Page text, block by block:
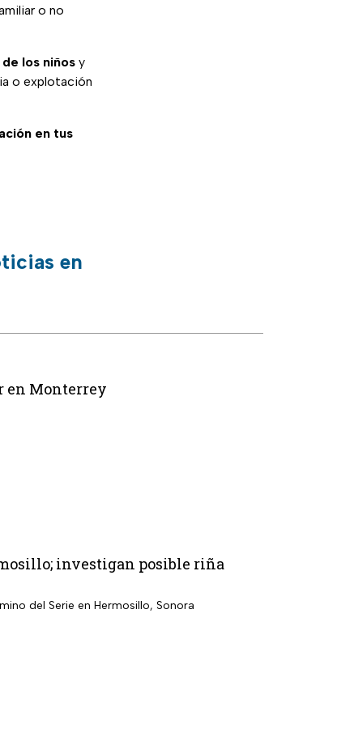
o no
los niños y
o explotación
en tus
en
en Monterrey
investigan posible riña
del Serie en Hermosillo, Sonora